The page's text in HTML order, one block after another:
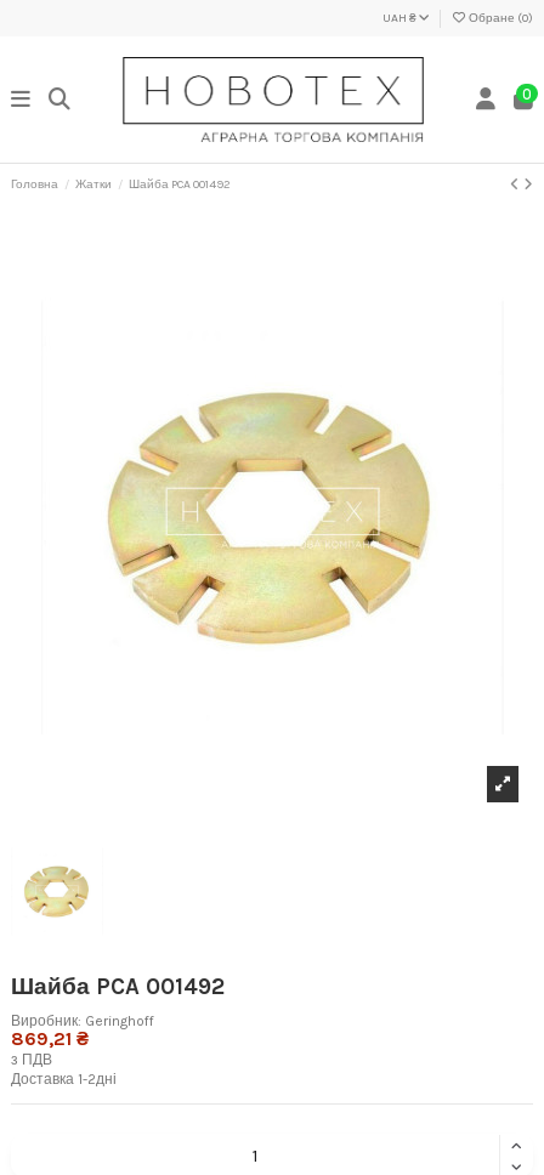
UAH ₴ Обране (0)
0
Головна Жатки Шайба PCA 001492
Шайба PCA 001492
Виробник: Geringhoff
869,21 ₴
з ПДВ
Доставка 1-2дні